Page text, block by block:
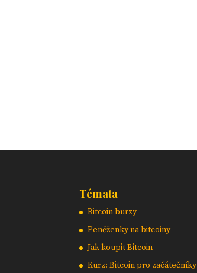
Témata
Bitcoin burzy
Peněženky na bitcoiny
Jak koupit Bitcoin
Kurz: Bitcoin pro začátečníky